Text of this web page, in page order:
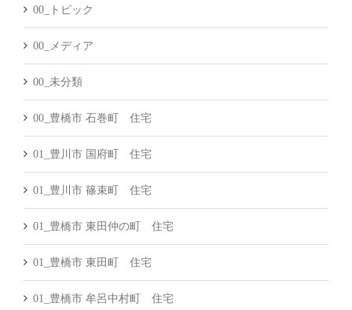
00_トピック
00_メディア
00_未分類
00_豊橋市 石巻町 住宅
01_豊川市 国府町 住宅
01_豊川市 篠束町 住宅
01_豊橋市 東田仲の町 住宅
01_豊橋市 東田町 住宅
01_豊橋市 牟呂中村町 住宅